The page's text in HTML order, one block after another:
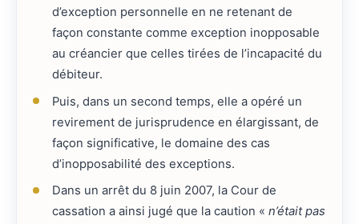
d’exception personnelle en ne retenant de
façon constante comme exception inopposable
au créancier que celles tirées de l’incapacité du
débiteur.
Puis, dans un second temps, elle a opéré un
revirement de jurisprudence en élargissant, de
façon significative, le domaine des cas
d’inopposabilité des exceptions.
Dans un arrêt du 8 juin 2007, la Cour de
cassation a ainsi jugé que la caution « n’était pas